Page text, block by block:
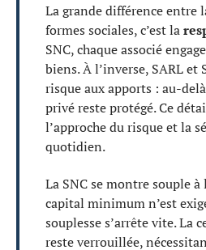
La grande différence entre
formes sociales, c’est la
SNC, chaque associé
biens. À l’inverse, SARL
risque aux apports : au-
privé reste protégé. Ce
l’approche du risque et la
quotidien.
La SNC se montre souple
capital minimum n’est
souplesse s’arrête vite. La
reste verrouillée,